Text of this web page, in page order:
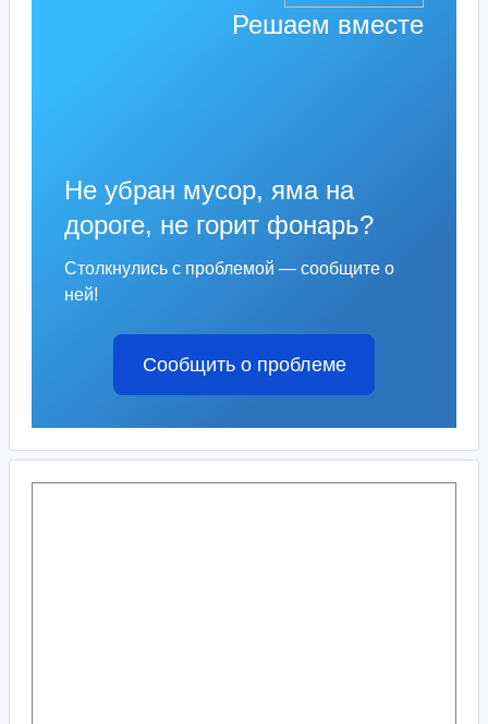
Решаем вместе
Не убран мусор, яма на
дороге, не горит фонарь?
Столкнулись с проблемой — сообщите о
ней!
Сообщить о проблеме